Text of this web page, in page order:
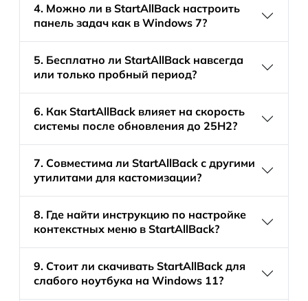
4. Можно ли в StartAllBack настроить
панель задач как в Windows 7?
5. Бесплатно ли StartAllBack навсегда
или только пробный период?
6. Как StartAllBack влияет на скорость
системы после обновления до 25H2?
7. Совместима ли StartAllBack с другими
утилитами для кастомизации?
8. Где найти инструкцию по настройке
контекстных меню в StartAllBack?
9. Стоит ли скачивать StartAllBack для
слабого ноутбука на Windows 11?